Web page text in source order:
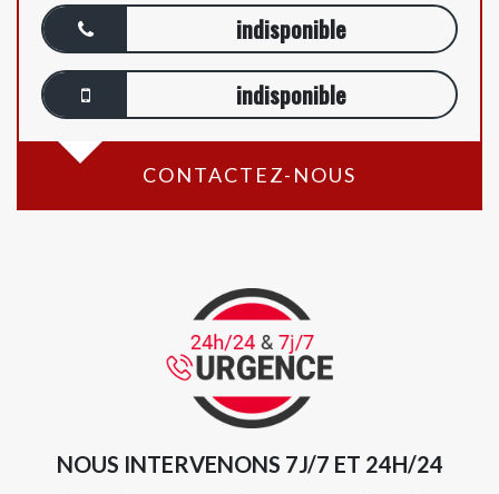
indisponible
indisponible
CONTACTEZ-NOUS
NOUS INTERVENONS 7J/7 ET 24H/24